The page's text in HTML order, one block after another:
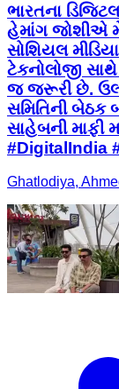
ભારતના
હેમાંગ જોશીએ
સોશિયલ
ટેકનોલોજી
જ જરૂરી છે.
સમિતિની બેઠક
સાહેબની માફી
#DigitalIndia
Ghatlodiya,